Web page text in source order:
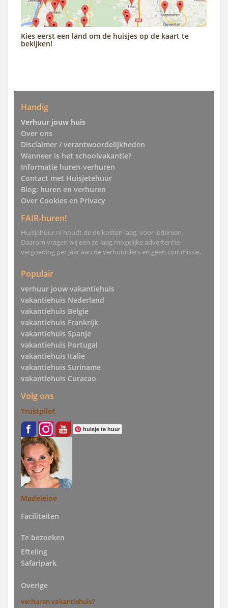
Kies eerst een land om de huisjes op de kaart te
bekijken!
Handig
Verhuur jouw huis
Over ons
Disclaimer / verantwoordelijkheden
Wanneer is het schoolvakantie?
Informatie huren-verhuren
Contact met Huisjetehuur
Blog: huren en verhuren
Over Cookies en Privacy
FAIR-huren!
Huisjehuur.nl houdt de de kosten laag, voor iedereen.
Daarom vragen wij een zo laag mogelijke advertentie-
vergoeding per jaar aan de verhuurders en geen commissie.
Populair
verhuur jouw vakantiehuis
vakantiehuis Nederland
vakantiehuis Belgie
vakantiehuis Frankrijk
vakantiehuis Spanje
vakantiehuis Portugal
vakantiehuis Italie
vakantiehuis Suriname
vakantiehuis Curacao
Volg ons
Trustpilot
huisje te huur
Madeleine
Faciliteiten
Te bezoeken
Efteling
Safaripark
Overige
verhuren vakantiehuis?